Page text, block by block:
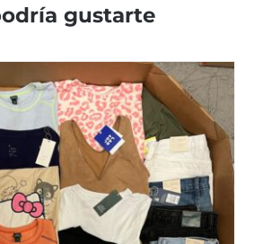
gustarte